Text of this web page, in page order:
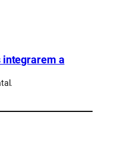
integrarem a